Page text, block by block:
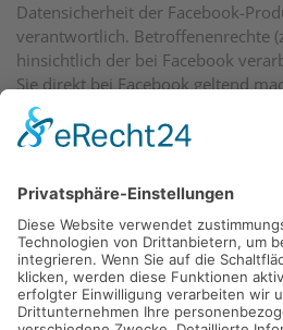
Datensicherheit der Facebook-
verantwortlich. Betroffenenrechte
hinsichtlich der bei Facebook
Sie direkt bei Facebook geltend
Betroffenenrechte bei uns geltend
verpflichtet, diese an Facebook
Standardvertragsklauseln der EU-
Details finden Sie hier:
https://www.facebook.com/legal/
https://de-de.facebook.com/help/
https://www.facebook.com/